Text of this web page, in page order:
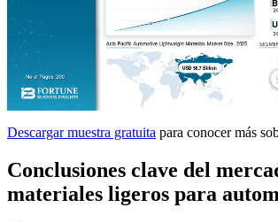
Descargar muestra gratuita para conocer más
Conclusiones clave del
materiales ligeros para